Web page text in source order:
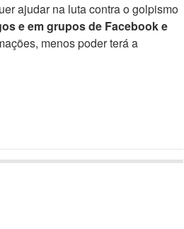
ajudar na luta contra o golpismo
e em grupos de Facebook e
menos poder terá a